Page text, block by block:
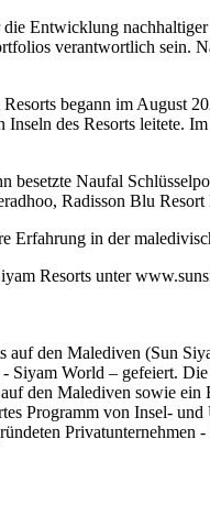
Entwicklung
verantwortlich sein.
begann im August
Inseln des Resorts leitete.
besetzte Naufal
Radisson Blu
Erfahrung in der
Resorts unter
auf den Malediven (Sun
Siyam World – gefeiert.
den Malediven sowie ein
Programm von Insel-
Privatunternehmen